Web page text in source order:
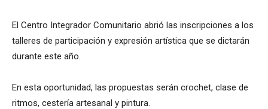
El Centro Integrador Comunitario abrió las inscripciones a los
talleres de participación y expresión artística que se dictarán
durante este año.
En esta oportunidad, las propuestas serán crochet, clase de
ritmos, cestería artesanal y pintura.